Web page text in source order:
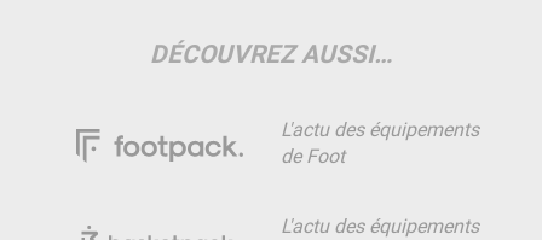
DÉCOUVREZ AUSSI…
L'actu des équipements
de Foot
L'actu des équipements